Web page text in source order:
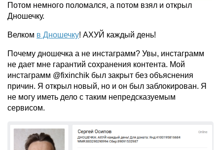
Потом немного поломался, а потом взял и открыл
Дношечку.
Велком в Дношечку! АХУЙ каждый день!
Почему дношечка а не инстаграмм? Увы, инстаграмм
не дает мне гарантий сохранения контента. Мой
инстаграмм @fixinchik был закрыт без объяснения
причин. Я открыл новый, но и он был заблокирован. Я
не могу иметь дело с таким непредсказуемым
сервисом.